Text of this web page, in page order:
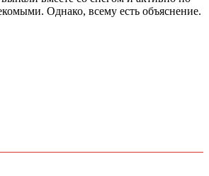
Однако, всему есть объяснение.